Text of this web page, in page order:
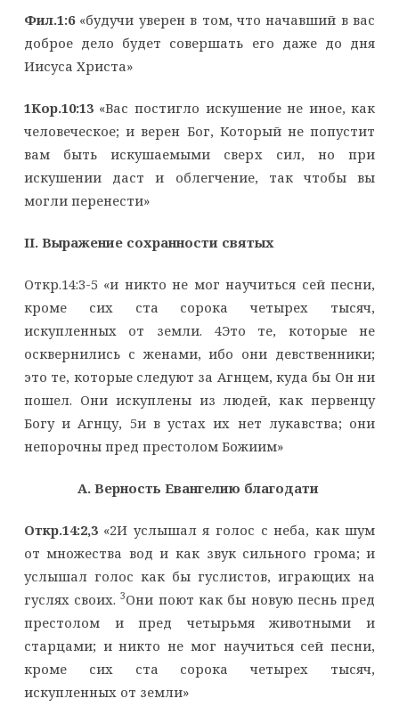
Фил.1:6«будучи уверен в том, что начавший в вас
доброе дело будет совершать его даже до дня
Иисуса Христа»
1Кор.10:13«Вас постигло искушение не иное, как
человеческое; и верен Бог, Который не попустит
вам быть искушаемыми сверх сил, но при
искушении даст и облегчение, так чтобы вы
могли перенести»
II. Выражение сохранности святых
Откр.14:3-5 «и никто не мог научиться сей песни,
кроме сих ста сорока четырех тысяч,
искупленных от земли. 4Это те, которые не
осквернились с женами, ибо они девственники;
это те, которые следуют за Агнцем, куда бы Он ни
пошел. Они искуплены из людей, как первенцу
Богу и Агнцу, 5и в устах их нет лукавства; они
непорочны пред престолом Божиим»
A. Верность Евангелию благодати
Откр.14:2,3«2И услышал я голос с неба, как шум
от множества вод и как звук сильного грома; и
услышал голос как бы гуслистов, играющих на
гуслях своих.3Они поют как бы новую песнь пред
престолом и пред четырьмя животными и
старцами; и никто не мог научиться сей песни,
кроме сих ста сорока четырех тысяч,
искупленных от земли»